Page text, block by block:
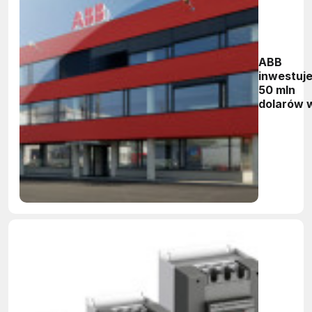
ABB
inwestuje
50 mln
dolarów